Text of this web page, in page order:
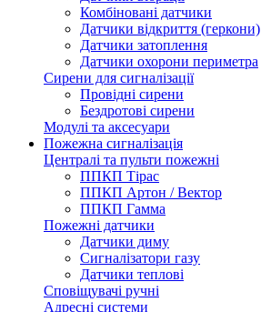
Комбіновані датчики
Датчики відкриття (геркони)
Датчики затоплення
Датчики охорони периметра
Сирени для сигналізації
Провідні сирени
Бездротові сирени
Модулі та аксесуари
Пожежна сигналізація
Централі та пульти пожежні
ППКП Тірас
ППКП Артон / Вектор
ППКП Гамма
Пожежні датчики
Датчики диму
Сигналізатори газу
Датчики теплові
Сповіщувачі ручні
Адресні системи